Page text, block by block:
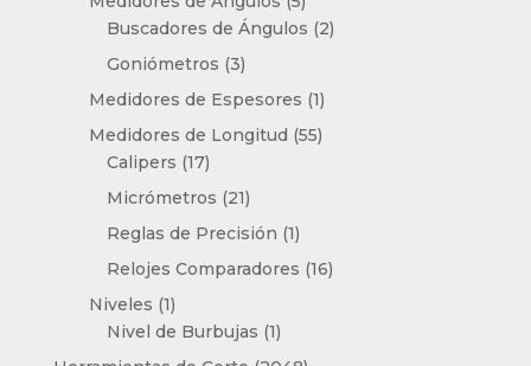
productos
Buscadores de Ángulos 22
Goniómetros 33
productos
Medidores de Espesores 11
producto
Medidores de Longitud 5555
Calipers 1717
productos
Micrómetros 2121
productos
Reglas de Precisión 11
producto
Relojes Comparadores 1616
Niveles 11
producto
Nivel de Burbujas 11
producto